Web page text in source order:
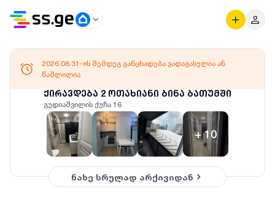
ქირავდება 2 ოთახიანი ბინა ბათუმში
გუდიაშვილის ქუჩა 16
+10
2026.08.31-ის შემდეგ განცხადება ვადაგასულია ან
წაშლილია
ნახე სრულად არქივიდან